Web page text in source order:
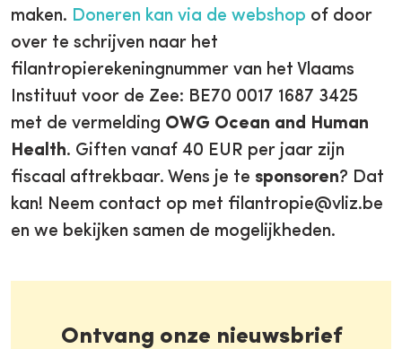
maken. Doneren kan via de webshop of door
over te schrijven naar het
filantropierekeningnummer van het Vlaams
Instituut voor de Zee: BE70 0017 1687 3425
met de vermelding OWG Ocean and Human
Health. Giften vanaf 40 EUR per jaar zijn
fiscaal aftrekbaar. Wens je te sponsoren? Dat
kan! Neem contact op met filantropie@vliz.be
en we bekijken samen de mogelijkheden.
Ontvang onze nieuwsbrief